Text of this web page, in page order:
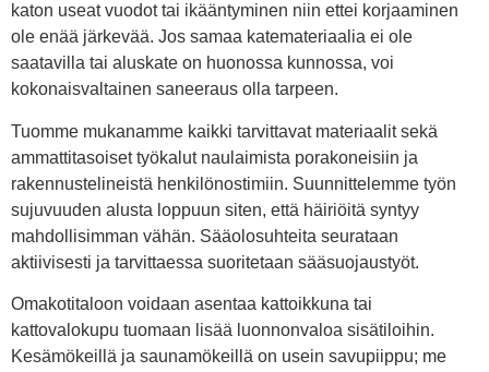
katon useat vuodot tai ikääntyminen niin ettei korjaaminen
ole enää järkevää. Jos samaa katemateriaalia ei ole
saatavilla tai aluskate on huonossa kunnossa, voi
kokonaisvaltainen saneeraus olla tarpeen.
Tuomme mukanamme kaikki tarvittavat materiaalit sekä
ammattitasoiset työkalut naulaimista porakoneisiin ja
rakennustelineistä henkilönostimiin. Suunnittelemme työn
sujuvuuden alusta loppuun siten, että häiriöitä syntyy
mahdollisimman vähän. Sääolosuhteita seurataan
aktiivisesti ja tarvittaessa suoritetaan sääsuojaustyöt.
Omakotitaloon voidaan asentaa kattoikkuna tai
kattovalokupu tuomaan lisää luonnonvaloa sisätiloihin.
Kesämökeillä ja saunamökeillä on usein savupiippu; me